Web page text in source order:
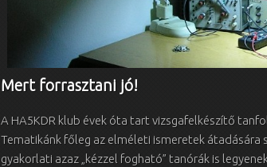
Mert forrasztani jó!
A HA5KDR klub évek óta tart vizsgafelkészítő
Tematikánk főleg az elméleti ismeretek átadására
gyakorlati azaz „kézzel fogható” tanórák is